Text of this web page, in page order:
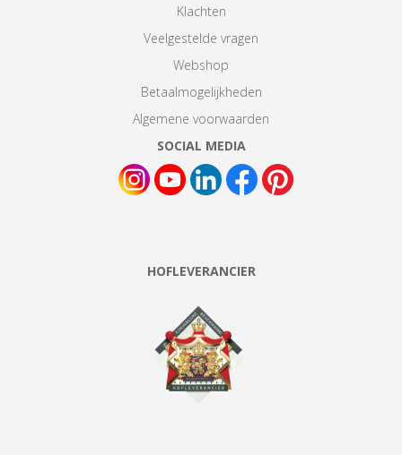
Klachten
Veelgestelde vragen
Webshop
Betaalmogelijkheden
Algemene voorwaarden
SOCIAL MEDIA
HOFLEVERANCIER